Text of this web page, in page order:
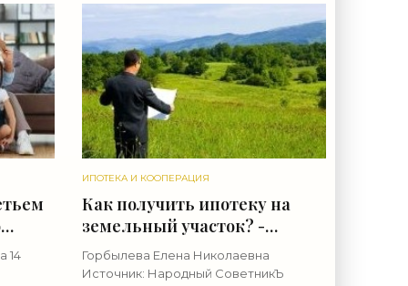
14
ИПОТЕКА И КООПЕРАЦИЯ
Как получить ипотеку на
земельный участок? -
«Ипотека»
Горбылева Елена Николаевна
Источник: Народный СоветникЪ